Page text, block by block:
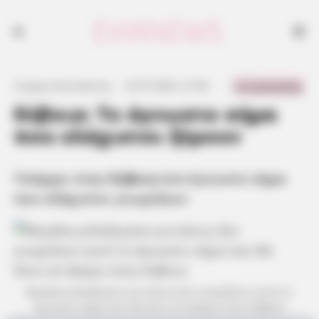
Εύβοια: Το άγνωστο σήμα
που ελάχιστοι ξέρουν
Υπάρχει στην Εύβοια
ένα άγνωστο σήμα
που ελάχιστοι γνωρίζουν